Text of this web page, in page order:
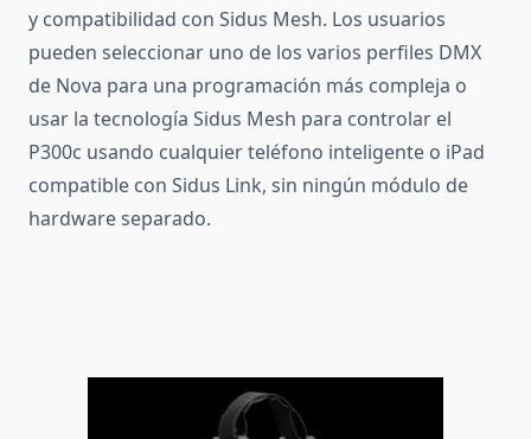
y compatibilidad con Sidus Mesh. Los usuarios
pueden seleccionar uno de los varios perfiles DMX
de Nova para una programación más compleja o
usar la tecnología Sidus Mesh para controlar el
P300c usando cualquier teléfono inteligente o iPad
compatible con Sidus Link, sin ningún módulo de
hardware separado.